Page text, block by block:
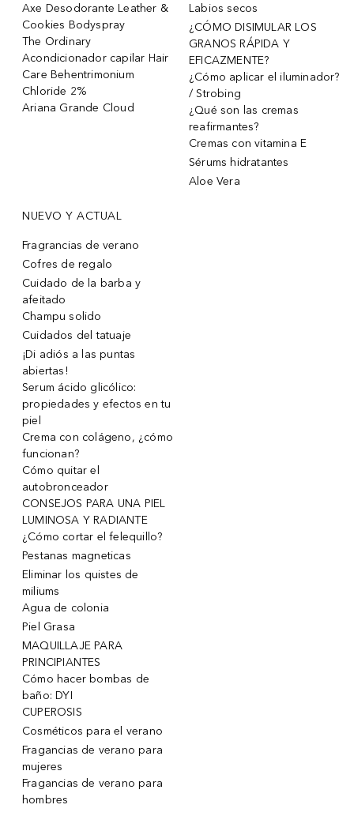
Axe Desodorante Leather &
Cookies Bodyspray
The Ordinary
Acondicionador capilar Hair
Care Behentrimonium
Chloride 2%
Ariana Grande Cloud
Labios secos
¿CÓMO DISIMULAR LOS
GRANOS RÁPIDA Y
EFICAZMENTE?
¿Cómo aplicar el iluminador?
/ Strobing
¿Qué son las cremas
reafirmantes?
Cremas con vitamina E
Sérums hidratantes
Aloe Vera
NUEVO Y ACTUAL
Fragrancias de verano
Cofres de regalo
Cuidado de la barba y
afeitado
Champu solido
Cuidados del tatuaje
¡Di adiós a las puntas
abiertas!
Serum ácido glicólico:
propiedades y efectos en tu
piel
Crema con colágeno, ¿cómo
funcionan?
Cómo quitar el
autobronceador
CONSEJOS PARA UNA PIEL
LUMINOSA Y RADIANTE
¿Cómo cortar el felequillo?
Pestanas magneticas
Eliminar los quistes de
miliums
Agua de colonia
Piel Grasa
MAQUILLAJE PARA
PRINCIPIANTES
Cómo hacer bombas de
baño: DYI
CUPEROSIS
Cosméticos para el verano
Fragancias de verano para
mujeres
Fragancias de verano para
hombres